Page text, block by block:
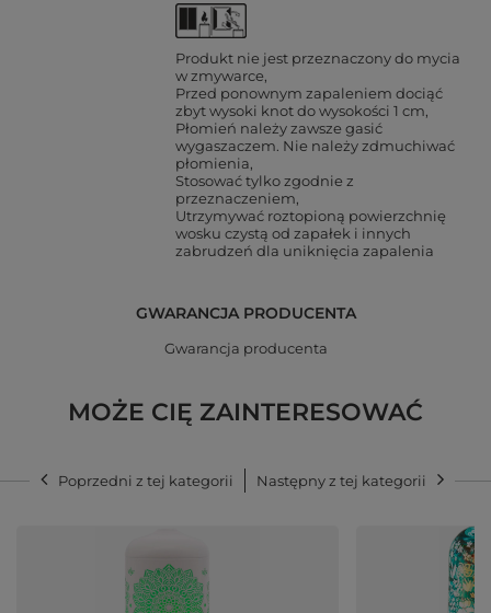
Produkt nie jest przeznaczony do mycia
w zmywarce
Przed ponownym zapaleniem dociąć
zbyt wysoki knot do wysokości 1 cm
Płomień należy zawsze gasić
wygaszaczem. Nie należy zdmuchiwać
płomienia
Stosować tylko zgodnie z
przeznaczeniem
Utrzymywać roztopioną powierzchnię
wosku czystą od zapałek i innych
zabrudzeń dla uniknięcia zapalenia
GWARANCJA PRODUCENTA
Gwarancja producenta
MOŻE CIĘ ZAINTERESOWAĆ
Poprzedni z tej kategorii Następny z tej kategorii